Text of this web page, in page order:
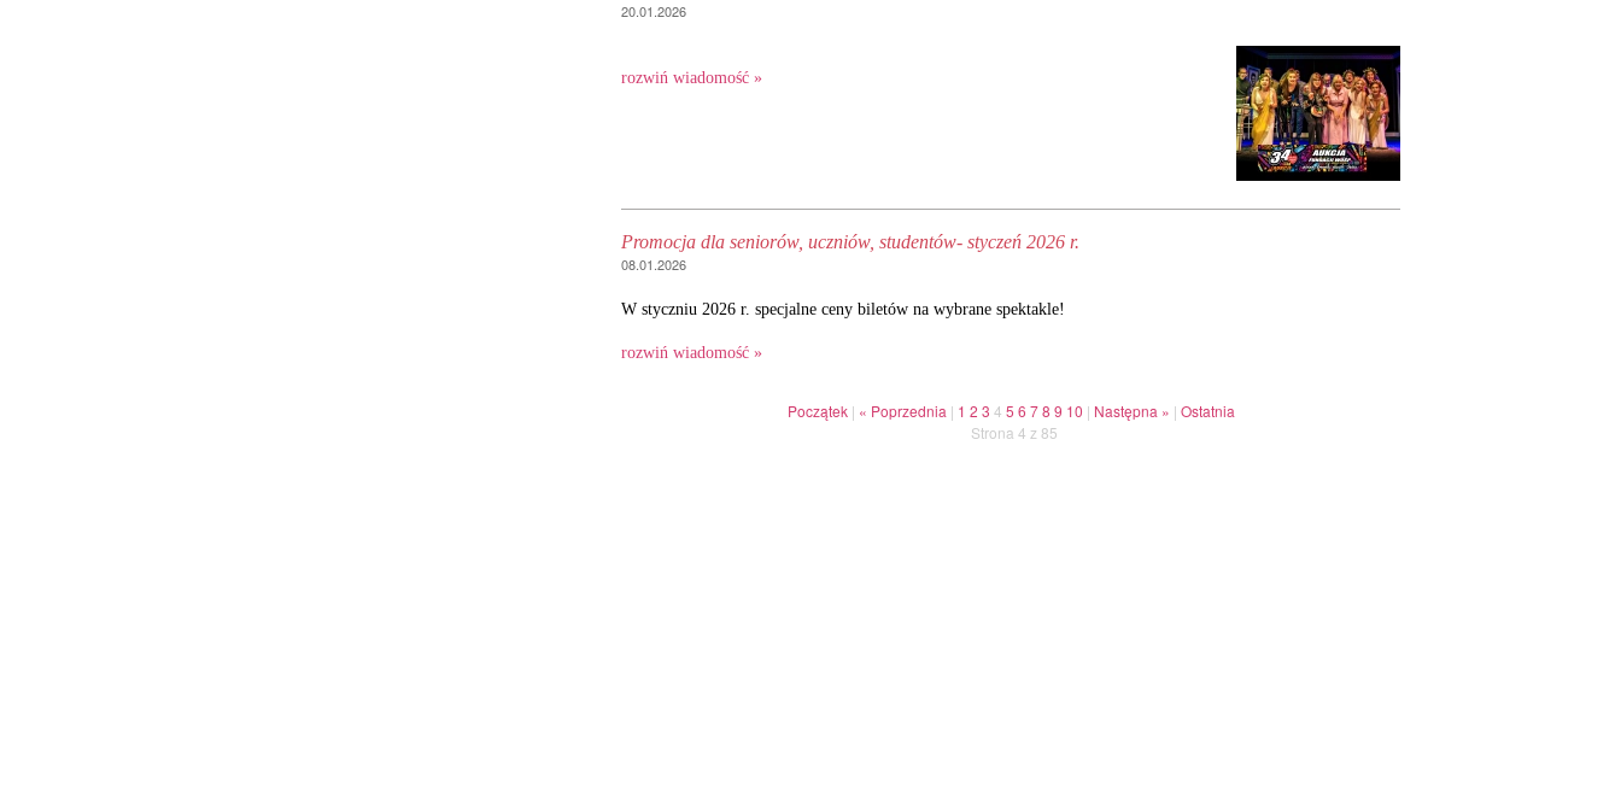
20.01.2026
rozwiń wiadomość »
Promocja dla seniorów, uczniów, studentów- styczeń 2026 r.
08.01.2026
W styczniu 2026 r. specjalne ceny biletów na wybrane spektakle!
rozwiń wiadomość »
Początek | « Poprzednia | 1 2 3 4 5 6 7 8 9 10 | Następna » | Ostatnia
Strona 4 z 85